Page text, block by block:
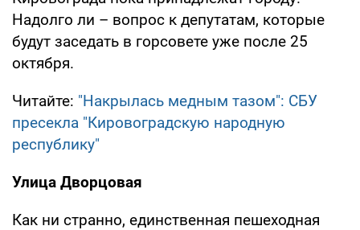
Надолго ли – вопрос к депутатам, которые
будут заседать в горсовете уже после 25
октября.
Читайте: "Накрылась медным тазом": СБУ
пресекла "Кировоградскую народную
республику"
Улица Дворцовая
Как ни странно, единственная пешеходная